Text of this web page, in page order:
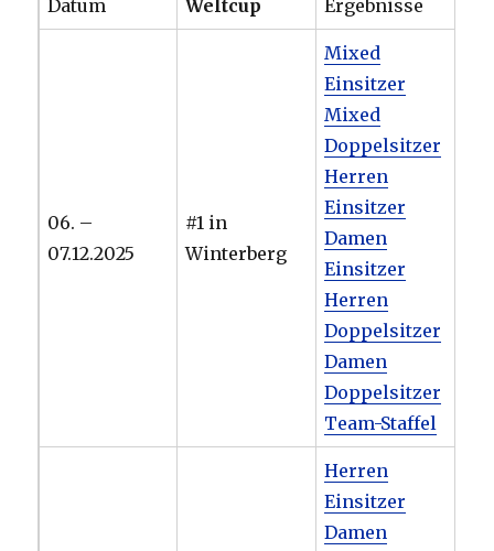
Datum Weltcup Ergebnisse
06. –
07.12.2025
#1 in
Winterberg
Mixed
Einsitzer
Mixed
Doppelsitzer
Herren
Einsitzer
Damen
Einsitzer
Herren
Doppelsitzer
Damen
Doppelsitzer
Team-Staffel
Herren
Einsitzer
Damen